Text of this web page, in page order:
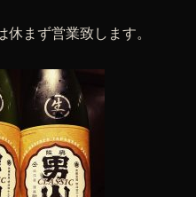
まず営業致します。